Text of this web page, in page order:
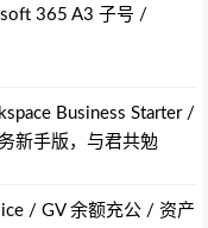
365 A3 子号 /
Business Starter /
新手版，与君共勉
/ GV 余额充公 / 资产